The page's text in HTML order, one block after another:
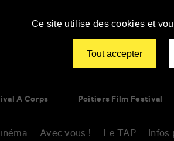
À Corps Poitiers Film Festival
Avec vous ! Le TAP Infos
Ce site utilise des cookies et
Tout accepter